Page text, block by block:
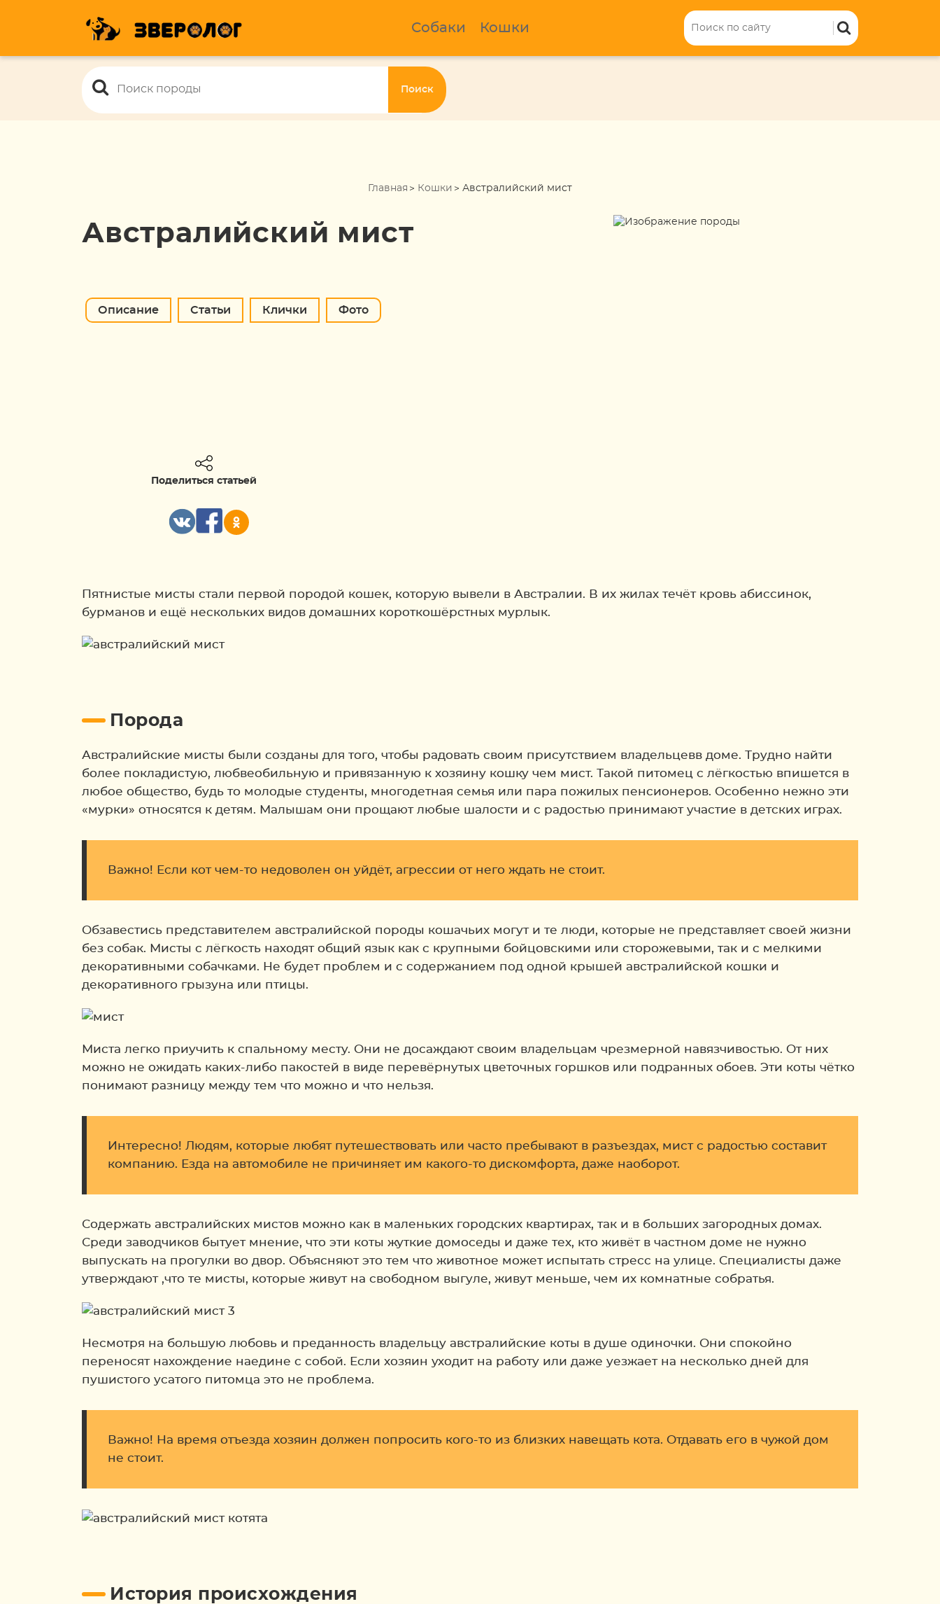
Собаки Кошки
Поиск
Главная Кошки Австралийский мист
Австралийский мист
Описание Статьи Клички Фото
Поделиться статьей
Пятнистые мисты стали первой породой кошек, которую вывели в Австралии. В их жилах течёт кровь абиссинок,
бурманов и ещё нескольких видов домашних короткошёрстных мурлык.
Порода
Австралийские мисты были созданы для того, чтобы радовать своим присутствием владельцевв доме. Трудно найти
более покладистую, любвеобильную и привязанную к хозяину кошку чем мист. Такой питомец с лёгкостью впишется в
любое общество, будь то молодые студенты, многодетная семья или пара пожилых пенсионеров. Особенно нежно эти
«мурки» относятся к детям. Малышам они прощают любые шалости и с радостью принимают участие в детских играх.
Важно! Если кот чем-то недоволен он уйдёт, агрессии от него ждать не стоит.
Обзавестись представителем австралийской породы кошачьих могут и те люди, которые не представляет своей жизни
без собак. Мисты с лёгкость находят общий язык как с крупными бойцовскими или сторожевыми, так и с мелкими
декоративными собачками. Не будет проблем и с содержанием под одной крышей австралийской кошки и
декоративного грызуна или птицы.
Миста легко приучить к спальному месту. Они не досаждают своим владельцам чрезмерной навязчивостью. От них
можно не ожидать каких-либо пакостей в виде перевёрнутых цветочных горшков или подранных обоев. Эти коты чётко
понимают разницу между тем что можно и что нельзя.
Интересно! Людям, которые любят путешествовать или часто пребывают в разъездах, мист с радостью составит
компанию. Езда на автомобиле не причиняет им какого-то дискомфорта, даже наоборот.
Содержать австралийских мистов можно как в маленьких городских квартирах, так и в больших загородных домах.
Среди заводчиков бытует мнение, что эти коты жуткие домоседы и даже тех, кто живёт в частном доме не нужно
выпускать на прогулки во двор. Объясняют это тем что животное может испытать стресс на улице. Специалисты даже
утверждают ,что те мисты, которые живут на свободном выгуле, живут меньше, чем их комнатные собратья.
Несмотря на большую любовь и преданность владельцу австралийские коты в душе одиночки. Они спокойно
переносят нахождение наедине с собой. Если хозяин уходит на работу или даже уезжает на несколько дней для
пушистого усатого питомца это не проблема.
Важно! На время отъезда хозяин должен попросить кого-то из близких навещать кота. Отдавать его в чужой дом
не стоит.
История происхождения